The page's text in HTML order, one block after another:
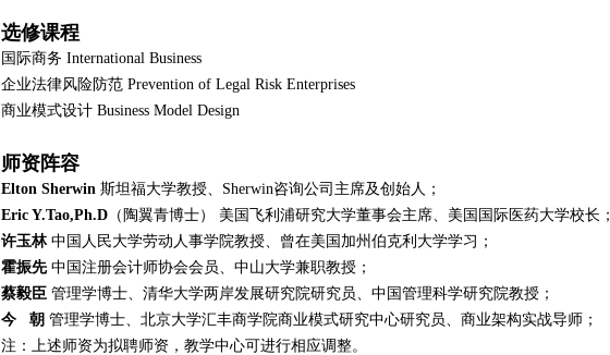
选修课程
国际商务 International Business
企业法律风险防范 Prevention of Legal Risk Enterprises
商业模式设计 Business Model Design
师资阵容
Elton Sherwin 斯坦福大学教授、Sherwin咨询公司主席及创始人；
Eric Y.Tao,Ph.D （陶翼青博士） 美国飞利浦研究大学董事会主席、美国国际医药大学校长；
许玉林 中国人民大学劳动人事学院教授、曾在美国加州伯克利大学学习；
霍振先中国注册会计师协会会员、中山大学兼职教授；
蔡毅臣 管理学博士、清华大学两岸发展研究院研究员、中国管理科学研究院教授；
今 朝 管理学博士、北京大学汇丰商学院商业模式研究中心研究员、商业架构实战导师；
注：上述师资为拟聘师资，教学中心可进行相应调整。